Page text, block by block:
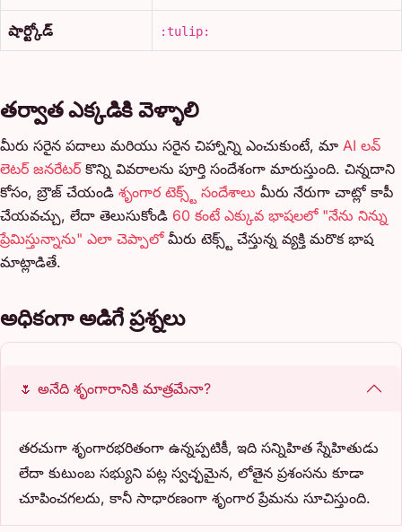
షార్ట్కోడ్ :tulip:
తర్వాత ఎక్కడికి వెళ్ళాలి
మీరు సరైన పదాలు మరియు సరైన చిహ్నాన్ని ఎంచుకుంటే, మా AI లవ్
లెటర్ జనరేటర్కొన్ని వివరాలను పూర్తి సందేశంగా మారుస్తుంది. చిన్నదాని
కోసం, బ్రౌజ్ చేయండి శృంగార టెక్స్ట్ సందేశాలు మీరు నేరుగా చాట్లో కాపీ
చేయవచ్చు, లేదా తెలుసుకోండి 60 కంటే ఎక్కువ భాషలలో "నేను నిన్ను
ప్రేమిస్తున్నాను" ఎలా చెప్పాలోమీరు టెక్స్ట్ చేస్తున్న వ్యక్తి మరొక భాష
మాట్లాడితే.
అధికంగా అడిగే ప్రశ్నలు
🌷 అనేది శృంగారానికి మాత్రమేనా?
తరచుగా శృంగారభరితంగా ఉన్నప్పటికీ, ఇది సన్నిహిత స్నేహితుడు
లేదా కుటుంబ సభ్యుని పట్ల స్వచ్ఛమైన, లోతైన ప్రశంసను కూడా
చూపించగలదు, కానీ సాధారణంగా శృంగార ప్రేమను సూచిస్తుంది.